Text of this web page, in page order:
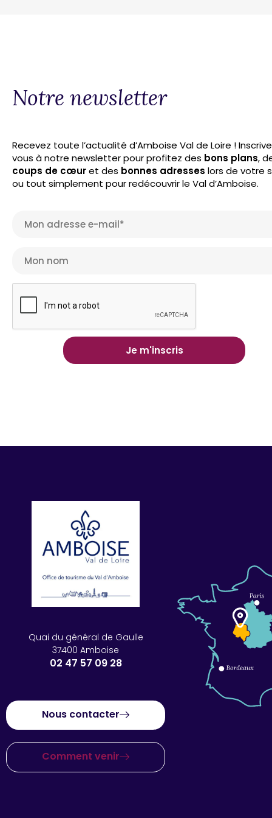
Notre newsletter
Recevez toute l’actualité d’Amboise Val de Loire !
vous à notre newsletter pour profitez des bons plans,
coups de cœuret des bonnes adresses lors de votre
ou tout simplement pour redécouvrir le Val d’Amboise.
Quai du général de Gaulle
37400 Amboise
02 47 57 09 28
Nous contacter
Comment venir